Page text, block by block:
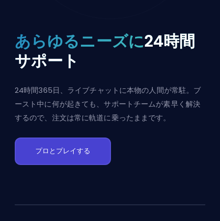
あらゆるニーズに24時間
サポート
24時間365日、ライブチャットに本物の人間が常駐。ブ
ースト中に何が起きても、サポートチームが素早く解決
するので、注文は常に軌道に乗ったままです。
プロとプレイする